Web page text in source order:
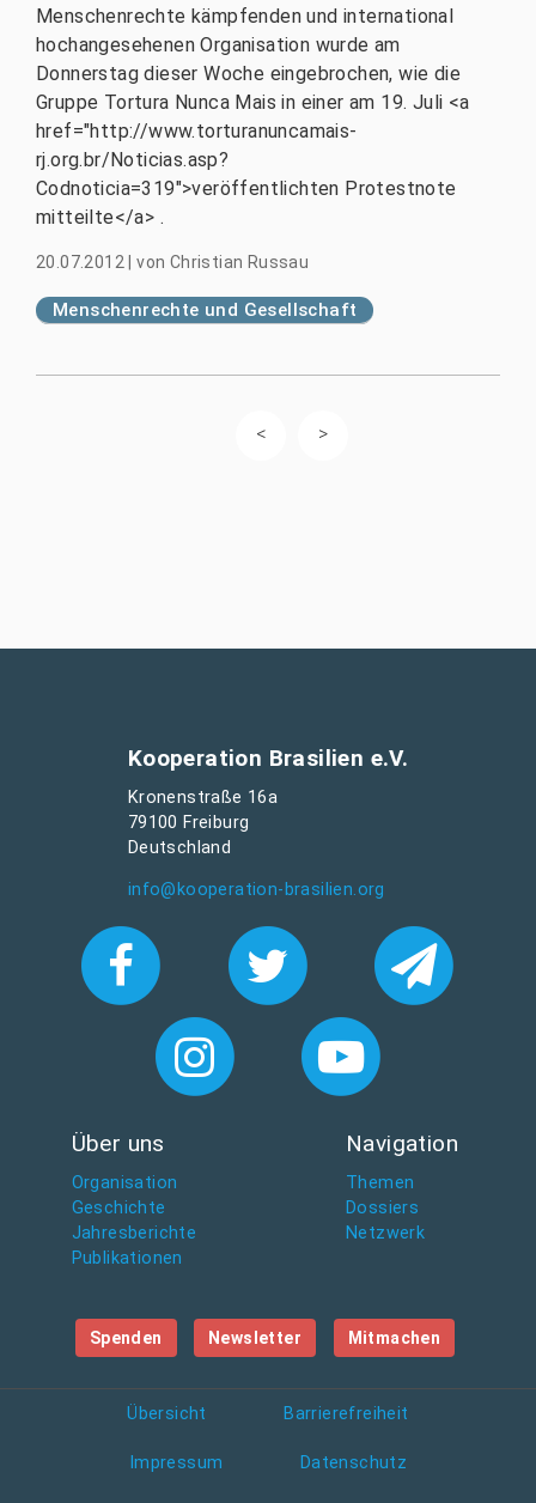
Menschenrechte kämpfenden und international
hochangesehenen Organisation wurde am
Donnerstag dieser Woche eingebrochen, wie die
Gruppe Tortura Nunca Mais in einer am 19. Juli <a
href="http://www.torturanuncamais-
rj.org.br/Noticias.asp?
Codnoticia=319">veröffentlichten Protestnote
mitteilte</a> .
20.07.2012 |von Christian Russau
Menschenrechte und Gesellschaft
Kooperation Brasilien e.V.
Kronenstraße 16a
79100 Freiburg
Deutschland
info@kooperation-brasilien.org
Über uns
Organisation
Geschichte
Jahresberichte
Publikationen
Navigation
Themen
Dossiers
Netzwerk
Spenden Newsletter Mitmachen
Übersicht Barrierefreiheit
Impressum Datenschutz